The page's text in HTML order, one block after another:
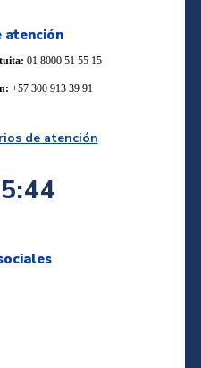
atención
01 8000 51 55 15
+57 300 913 39 91
de atención